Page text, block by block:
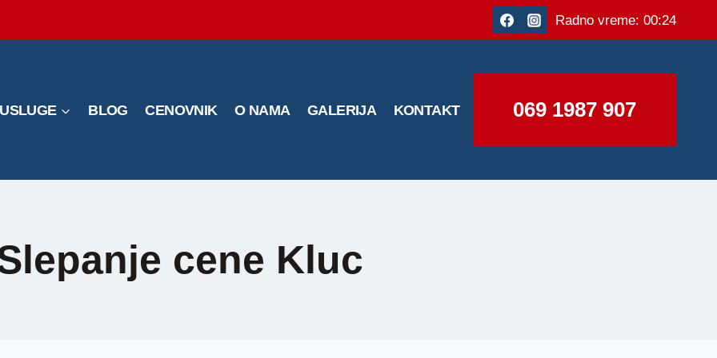
Radno vreme: 00:24
USLUGE BLOG CENOVNIK O NAMA GALERIJA KONTAKT 069 1987 907
cene Kluc